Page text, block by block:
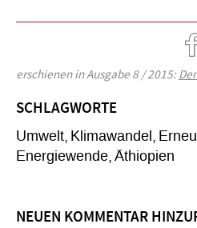
erschienen in Ausgabe 8 / 2015:
SCHLAGWORTE
Umwelt Klimawandel
Energiewende Äthiopien
NEUEN KOMMENTAR